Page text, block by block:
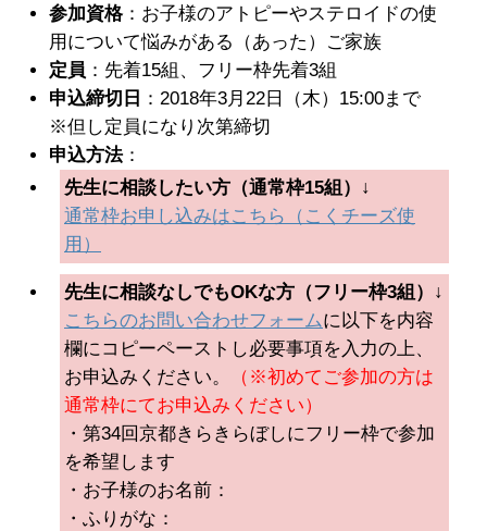
参加資格：お子様のアトピーやステロイドの使
用について悩みがある（あった）ご家族
定員 ：先着15組、フリー枠先着3組
申込締切日 ：2018年3月22日（木）15:00まで
※但し定員になり次第締切
申込方法：
先生に相談したい方（通常枠15組）↓
通常枠お申し込みはこちら（こくチーズ使
用）
先生に相談なしでもOKな方（フリー枠3組）↓
こちらのお問い合わせフォームに以下を内容
欄にコピーペーストし必要事項を入力の上、
お申込みください。
（※初めてご参加の方は
通常枠にてお申込みください）
・第34回京都きらきらぼしにフリー枠で参加
を希望します
・お子様のお名前：
・ふりがな：